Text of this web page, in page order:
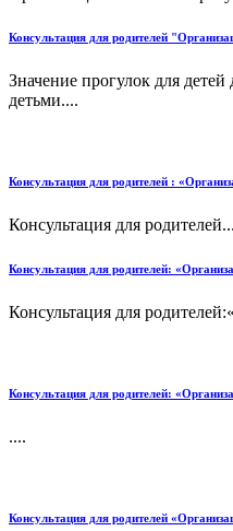
Консультация для родителей
Значение прогулок для
детьми....
Консультация для родителей :
Консультация для родителей...
Консультация для родителей:
Консультация для
Консультация для родителей:
....
Консультация для родителей